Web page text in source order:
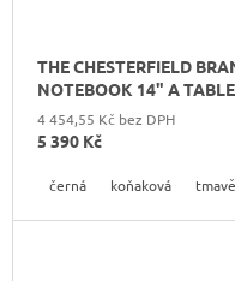
THE CHESTERFIELD
NOTEBOOK 14" A
4 454,55 Kč bez DPH
5 390 Kč
černá koňaková